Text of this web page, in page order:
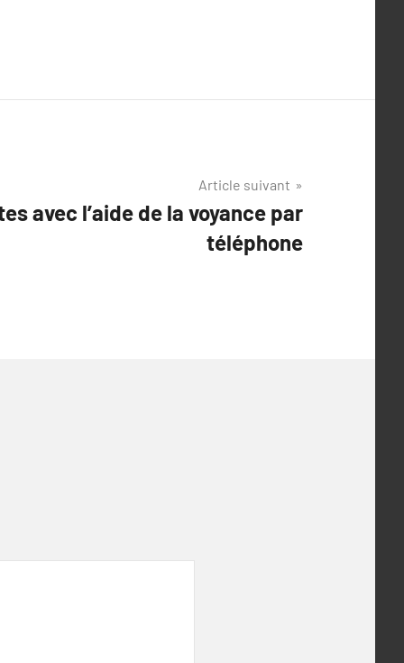
Article suivant
avec l’aide de la voyance par
téléphone